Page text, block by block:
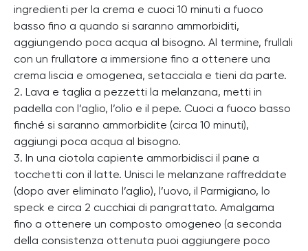
ingredienti per la crema e cuoci 10 minuti a fuoco
basso fino a quando si saranno ammorbiditi,
aggiungendo poca acqua al bisogno. Al termine, frullali
con un frullatore a immersione fino a ottenere una
crema liscia e omogenea, setacciala e tieni da parte.
2. Lava e taglia a pezzetti la melanzana, metti in
padella con l’aglio, l’olio e il pepe. Cuoci a fuoco basso
finché si saranno ammorbidite (circa 10 minuti),
aggiungi poca acqua al bisogno.
3. In una ciotola capiente ammorbidisci il pane a
tocchetti con il latte. Unisci le melanzane raffreddate
(dopo aver eliminato l’aglio), l’uovo, il Parmigiano, lo
speck e circa 2 cucchiai di pangrattato. Amalgama
fino a ottenere un composto omogeneo (a seconda
della consistenza ottenuta puoi aggiungere poco